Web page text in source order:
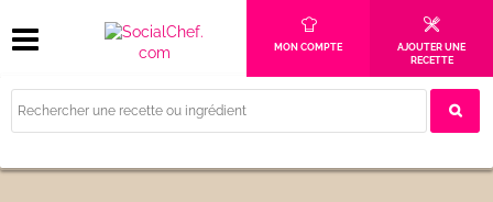
MON COMPTE
AJOUTER UNE
RECETTE